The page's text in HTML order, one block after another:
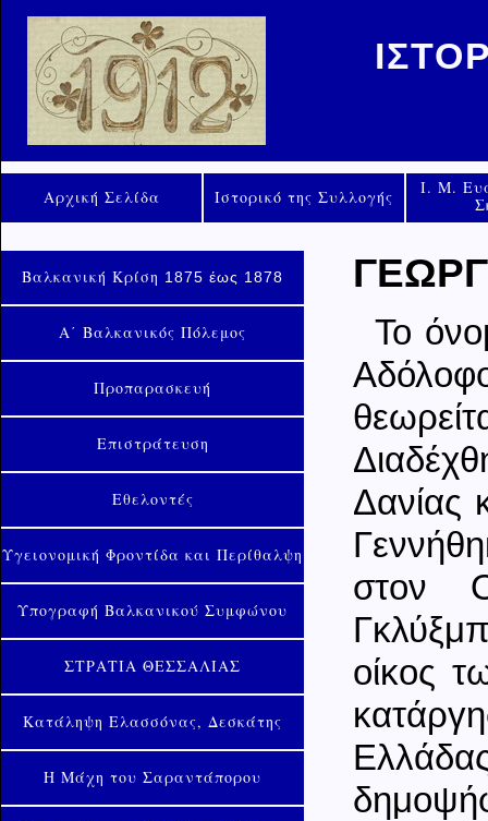
Αρχική Σελίδα Ιστορικό της Συλλογής
Ι. Μ.
Βαλκανική Κρίση 1875 έως 1878
Α΄ Βαλκανικός Πόλεμος
Προπαρασκευή
Επιστράτευση
Εθελοντές
Υγειονομική Φροντίδα και Περίθαλψη
Υπογραφή Βαλκανικού Συμφώνου
ΣΤΡΑΤΙΑ ΘΕΣΣΑΛΙΑΣ
Κατάληψη Ελασσόνας, Δεσκάτης
Η Μάχη του Σαραντάπορου
Το
Δανίας
στον
οίκος